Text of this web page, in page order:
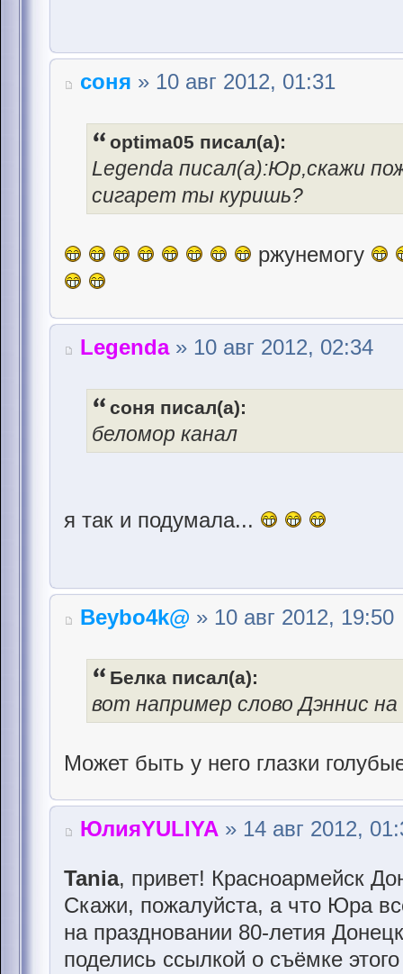
соня » 10 авг 2012, 01:31
optima05 писал(а):
Legenda писал(а):Юр,скажи
сигарет ты куришь?
ржунемогу
Legenda» 10 авг 2012, 02:34
соня писал(а):
беломор канал
я так и подумала...
Beybo4k@ » 10 авг 2012, 19:50
Белка писал(а):
вот например слово Дэннис
Может быть у него глазки
ЮлияYULIYA » 14 авг 2012,
Tania, привет! Красноармейск
Скажи, пожалуйста, а что Юра
на праздновании 80-летия
поделись ссылкой о съёмке